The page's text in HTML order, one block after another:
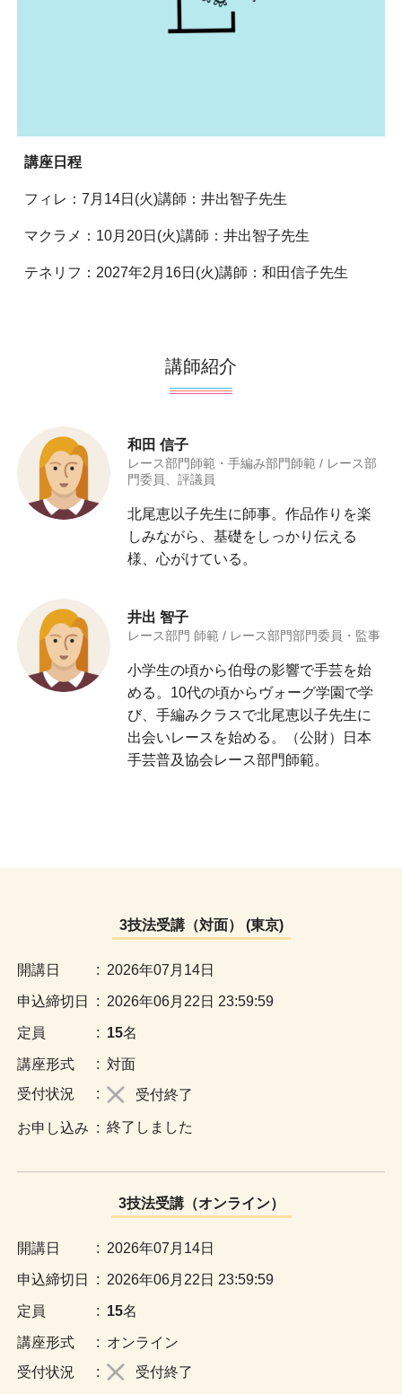
講座日程
フィレ：7月14日(火)講師：井出智子先生
マクラメ：10月20日(火)講師：井出智子先生
テネリフ：2027年2月16日(火)講師：和田信子先生
講師紹介
和田 信子
レース部門師範・手編み部門師範 / レース部
門委員、評議員
北尾恵以子先生に師事。作品作りを楽
しみながら、基礎をしっかり伝える
様、心がけている。
井出 智子
レース部門 師範 / レース部門部門委員・監事
小学生の頃から伯母の影響で手芸を始
める。10代の頃からヴォーグ学園で学
び、手編みクラスで北尾恵以子先生に
出会いレースを始める。（公財）日本
手芸普及協会レース部門師範。
3技法受講（対面） (東京)
: 2026年07月14日
: 2026年06月22日 23:59:59
: 15名
: 対面
:
受付終了
: 終了しました
3技法受講（オンライン）
: 2026年07月14日
: 2026年06月22日 23:59:59
: 15名
: オンライン
:
受付終了